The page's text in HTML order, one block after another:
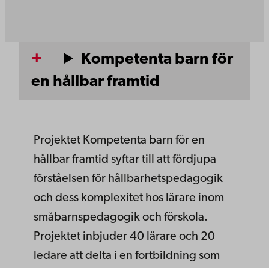
Kompetenta barn för
en hållbar framtid
Projektet Kompetenta barn för en
hållbar framtid syftar till att fördjupa
förståelsen för hållbarhetspedagogik
och dess komplexitet hos lärare inom
småbarnspedagogik och förskola.
Projektet inbjuder 40 lärare och 20
ledare att delta i en fortbildning som